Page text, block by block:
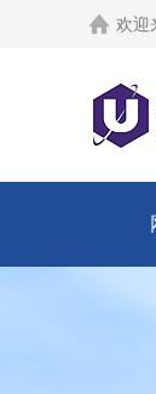
欢迎